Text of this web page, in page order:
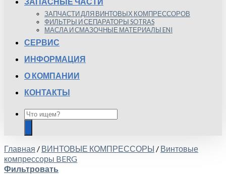
ЗАПЧАСТИ ДЛЯ ВИНТОВЫХ КОМПРЕССОРОВ
ФИЛЬТРЫ И СЕПАРАТОРЫ SOTRAS
МАСЛА И СМАЗОЧНЫЕ МАТЕРИАЛЫ ENI
СЕРВИС
ИНФОРМАЦИЯ
О КОМПАНИИ
КОНТАКТЫ
Главная / ВИНТОВЫЕ КОМПРЕССОРЫ / Винтовые
компрессоры BERG
Фильтровать